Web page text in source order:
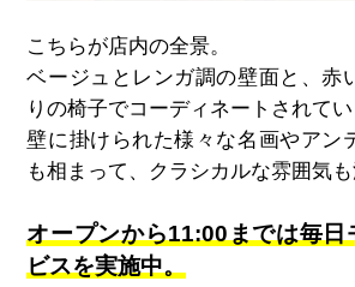
こちらが店内の全景。
ベージュとレンガ調の壁面と、赤
りの椅子でコーディネートされてい
壁に掛けられた様々な名画やアン
も相まって、クラシカルな雰囲気も
オープンから11:00までは毎日
ビスを実施中。